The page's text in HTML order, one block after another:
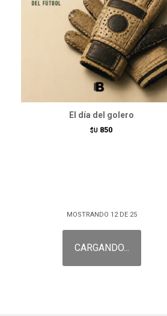
El día del golero
$U 850
MOSTRANDO 12DE 25